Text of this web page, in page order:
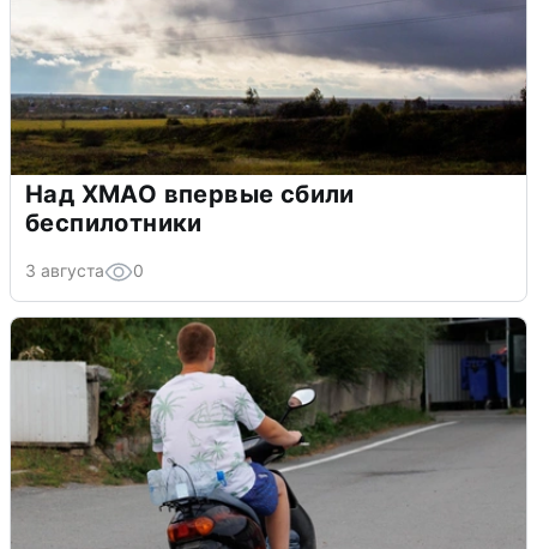
Над ХМАО впервые сбили
беспилотники
3 августа 0